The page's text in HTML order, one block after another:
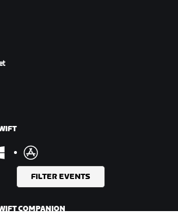
FILTER EVENTS
COMPANION